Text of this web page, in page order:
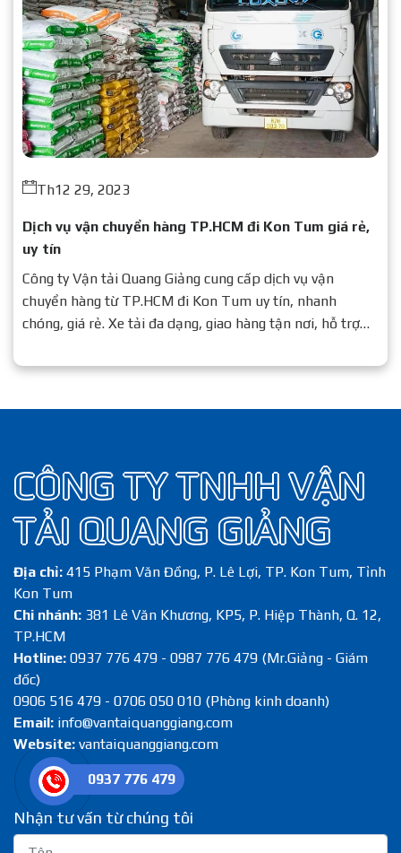
Th12 29, 2023
Dịch vụ vận chuyển hàng TP.HCM đi Kon Tum giá rẻ,
uy tín
Công ty Vận tải Quang Giảng cung cấp dịch vụ vận
chuyển hàng từ TP.HCM đi Kon Tum uy tín, nhanh
chóng, giá rẻ. Xe tải đa dạng, giao hàng tận nơi, hỗ trợ
CÔNG TY TNHH VẬN
TẢI QUANG GIẢNG
Địa chỉ: 415 Phạm Văn Đồng, P. Lê Lợi, TP. Kon Tum, Tỉnh
Kon Tum
Chi nhánh: 381 Lê Văn Khương, KP5, P. Hiệp Thành, Q. 12,
TP.HCM
Hotline: 0937 776 479 - 0987 776 479 (Mr.Giảng - Giám
đốc)
0906 516 479 - 0706 050 010 (Phòng kinh doanh)
Email: info@vantaiquanggiang.com
Website: vantaiquanggiang.com
Nhận tư vấn từ chúng tôi
0937 776 479